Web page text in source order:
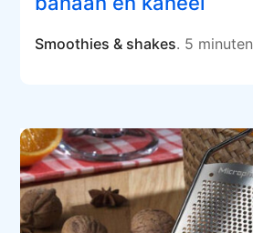
Smoothies & shakes. 5 minuten